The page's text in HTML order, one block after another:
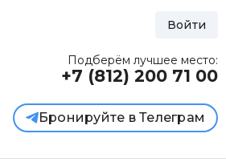
Войти
Подберём лучшее место:
+7 (812) 200 71 00
Бронируйте в Телеграм